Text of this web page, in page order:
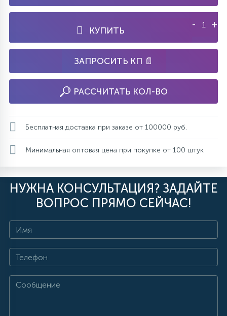
КУПИТЬ
- +
ЗАПРОСИТЬ КП 📄
РАССЧИТАТЬ КОЛ-ВО
Бесплатная доставка при заказе от 100000 руб.
Минимальная оптовая цена при покупке от 100 штук
НУЖНА КОНСУЛЬТАЦИЯ? ЗАДАЙТЕ
ВОПРОС ПРЯМО СЕЙЧАС!